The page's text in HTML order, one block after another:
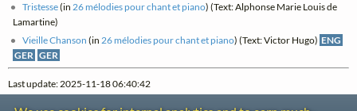
Tristesse(in26 mélodies pour chant et piano) (Text: Alphonse Marie Louis de
Lamartine)
Vieille Chanson (in26 mélodies pour chant et piano) (Text: Victor Hugo) ENG
GER GER
Last update: 2025-11-18 06:40:42